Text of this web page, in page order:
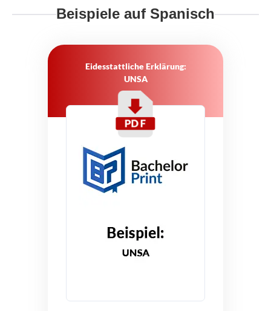
Beispiele auf Spanisch
Eidesstattliche Erklärung:
UNSA